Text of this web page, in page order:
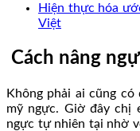
Hiện thực hóa
Việt
Cách nâng
Không phải ai cũng có
mỹ ngực. Giờ đây chị
ngực tự nhiên tại nhờ